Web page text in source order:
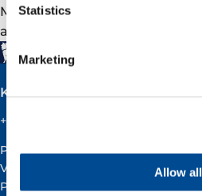
Statistics
Marketing
Allow all
Mobil: 926 16 759
andreas.wulff@­eninorge.com
Kontakt
+47 51 60 60 60
Postadresse:
Vår Energi ASA
Pb 101